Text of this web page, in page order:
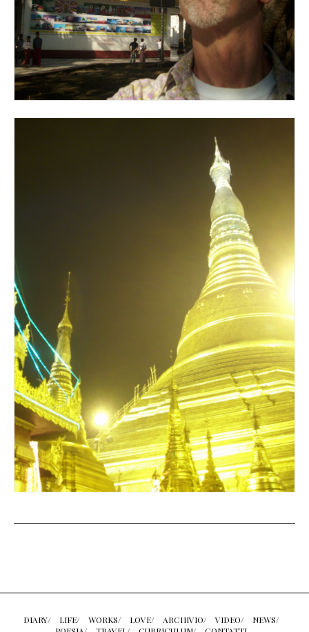
DIARY/ LIFE/ WORKS/ LOVE/ ARCHIVIO/ VIDEO/
NEWS/